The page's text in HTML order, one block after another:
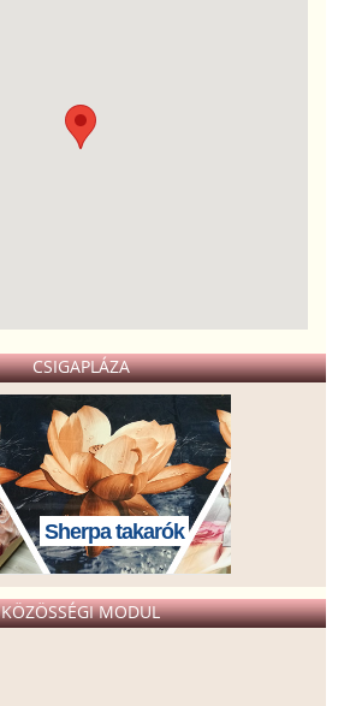
CSIGAPLÁZA
Sherpa takarók
KÖZÖSSÉGI MODUL